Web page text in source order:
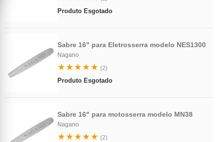
Produto Esgotado
Sabre 16" para Eletrosserra modelo NES1300
Nagano
★★★★★ (2)
Produto Esgotado
Sabre 16" para motosserra modelo MN38
Nagano
★★★★★ (2)